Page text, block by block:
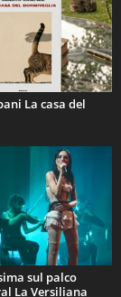
La casa del
sul palco
La Versiliana